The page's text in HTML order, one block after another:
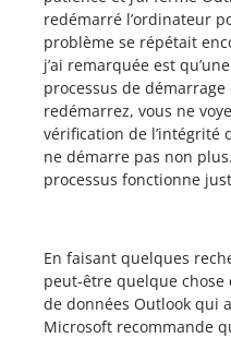
redémarré l’ordinateur
problème se répétait
j’ai remarquée est
processus de démarrage
redémarrez, vous ne
vérification de l’intégrité
ne démarre pas non
processus fonctionne
En faisant quelques
peut-être quelque chose
de données Outlook qui
Microsoft recommande